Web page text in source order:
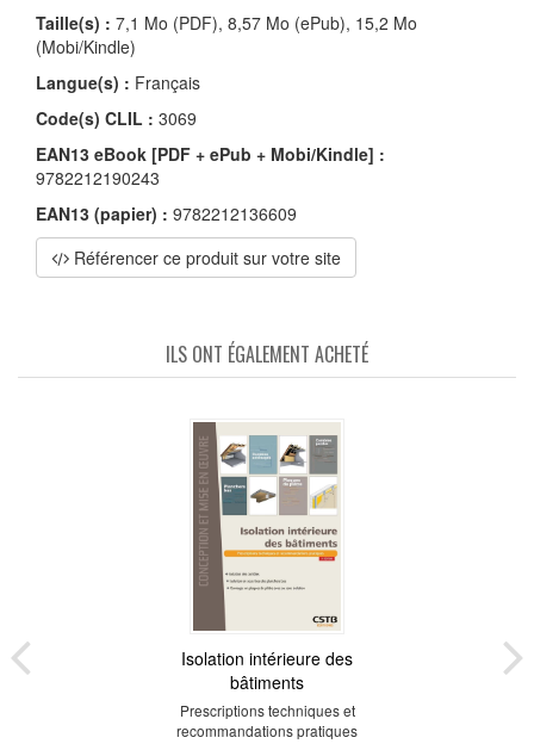
Taille(s) : 7,1 Mo (PDF), 8,57 Mo (ePub), 15,2 Mo
(Mobi/Kindle)
Langue(s) : Français
Code(s) CLIL : 3069
EAN13 eBook [PDF + ePub + Mobi/Kindle] :
9782212190243
EAN13 (papier) : 9782212136609
Référencer ce produit sur votre site
ILS ONT ÉGALEMENT ACHETÉ
Isolation intérieure des
bâtiments
Prescriptions techniques et
recommandations pratiques